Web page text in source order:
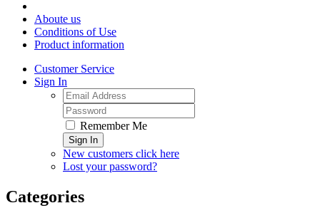
Aboute us
Conditions of Use
Product information
Customer Service
Sign In
Remember Me
Sign In
New customers click here
Lost your password?
Categories